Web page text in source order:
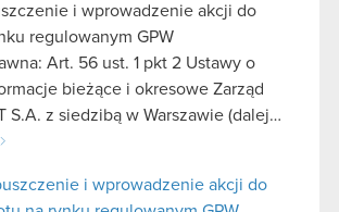
i wprowadzenie akcji do
regulowanym GPW
Art. 56 ust. 1 pkt 2 Ustawy o
bieżące i okresowe Zarząd
S.A. z siedzibą w Warszawie (dalej…
i wprowadzenie akcji do